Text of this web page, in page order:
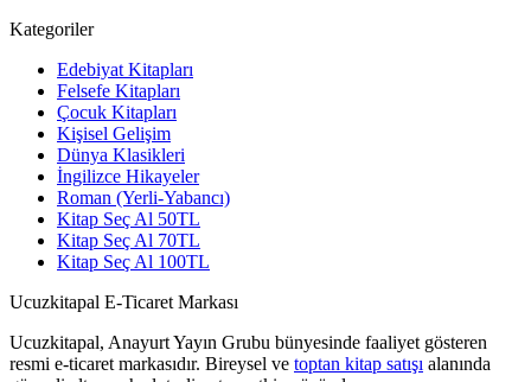
Kategoriler
Edebiyat Kitapları
Felsefe Kitapları
Çocuk Kitapları
Kişisel Gelişim
Dünya Klasikleri
İngilizce Hikayeler
Roman (Yerli-Yabancı)
Kitap Seç Al 50TL
Kitap Seç Al 70TL
Kitap Seç Al 100TL
Ucuzkitapal E-Ticaret Markası
Ucuzkitapal, Anayurt Yayın Grubu bünyesinde faaliyet gösteren
resmi e-ticaret markasıdır. Bireysel ve toptan kitap satışı alanında